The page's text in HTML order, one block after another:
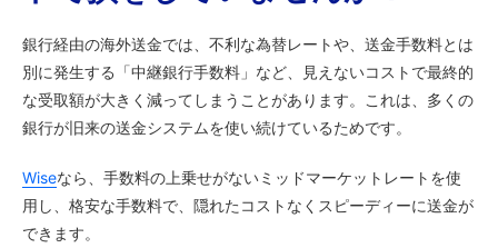
銀行経由の海外送金では、不利な為替レートや、送金手数料とは
別に発生する「中継銀行手数料」など、見えないコストで最終的
な受取額が大きく減ってしまうことがあります。これは、多くの
銀行が旧来の送金システムを使い続けているためです。
Wiseなら、手数料の上乗せがないミッドマーケットレートを使
用し、格安な手数料で、隠れたコストなくスピーディーに送金が
できます。